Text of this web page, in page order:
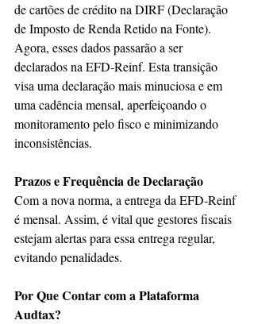
de cartões de crédito na DIRF (Declaração
de Imposto de Renda Retido na Fonte).
Agora, esses dados passarão a ser
declarados na EFD-Reinf. Esta transição
visa uma declaração mais minuciosa e em
uma cadência mensal, aperfeiçoando o
monitoramento pelo fisco e minimizando
inconsistências.
Prazos e Frequência de Declaração
Com a nova norma, a entrega da EFD-Reinf
é mensal. Assim, é vital que gestores fiscais
estejam alertas para essa entrega regular,
evitando penalidades.
Por Que Contar com a Plataforma
Audtax?